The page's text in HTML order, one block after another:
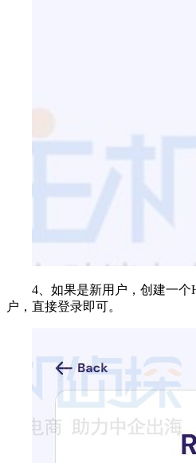
4、如果是新用户，创建一个
户，直接登录即可。